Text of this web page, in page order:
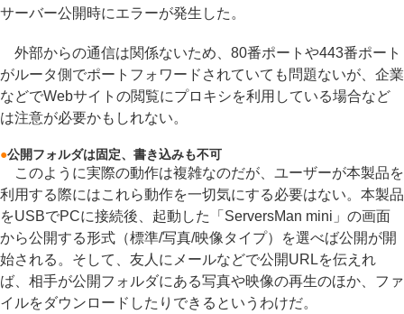
サーバー公開時にエラーが発生した。
外部からの通信は関係ないため、80番ポートや443番ポート
がルータ側でポートフォワードされていても問題ないが、企業
などでWebサイトの閲覧にプロキシを利用している場合など
は注意が必要かもしれない。
●公開フォルダは固定、書き込みも不可
このように実際の動作は複雑なのだが、ユーザーが本製品を
利用する際にはこれら動作を一切気にする必要はない。本製品
をUSBでPCに接続後、起動した「ServersMan mini」の画面
から公開する形式（標準/写真/映像タイプ）を選べば公開が開
始される。そして、友人にメールなどで公開URLを伝えれ
ば、相手が公開フォルダにある写真や映像の再生のほか、ファ
イルをダウンロードしたりできるというわけだ。